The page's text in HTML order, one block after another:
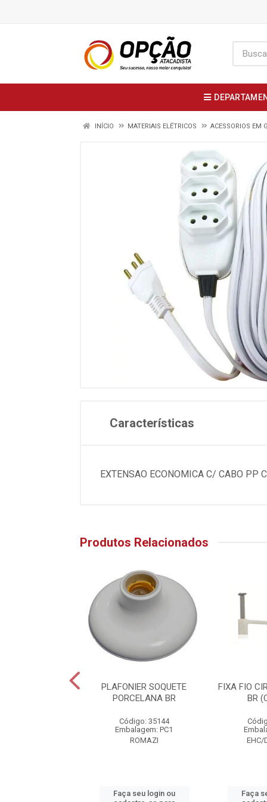
INÍCIO MATERIAIS ELÉTRICOS ACESSORIOS EM
Características
EXTENSAO ECONOMICA C/ CABO PP
Produtos Relacionados
PLAFONIER SOQUETE
PORCELANA BR
Código: 35144
Embalagem: PC1
ROMAZI
Faça seu login ou
FIXA FIO
BR
EHC/
Faça